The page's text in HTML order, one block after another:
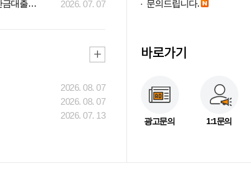
아파트 입주 문제없나… 은행, 하반기 잔금대출..
2026. 07. 07
2026. 08. 07
2026. 08. 07
2026. 07. 13
문의드립니다.
바로가기
광고문의 1:1문의